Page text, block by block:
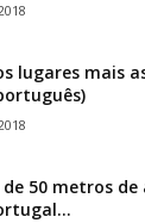
lugares mais
de 50 metros